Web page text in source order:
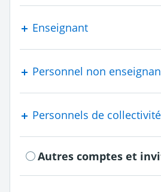
Enseignant
Personnel non
Personnels de collectivité
Autres comptes et